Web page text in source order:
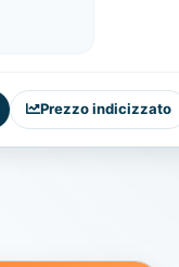
Prezzo indicizzato